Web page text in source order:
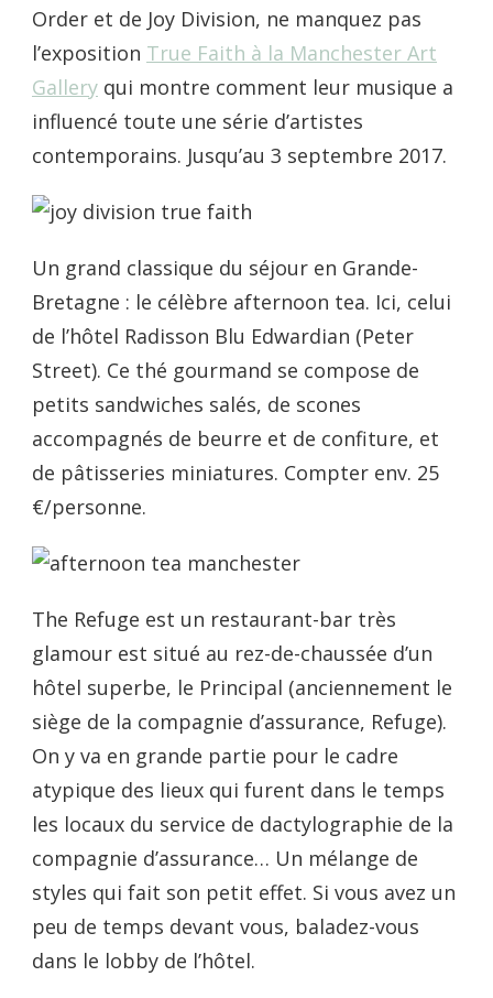
Order et de Joy Division, ne manquez pas
l’exposition True Faith à la Manchester Art
Gallery qui montre comment leur musique a
influencé toute une série d’artistes
contemporains. Jusqu’au 3 septembre 2017.
Un grand classique du séjour en Grande-
Bretagne : le célèbre afternoon tea. Ici, celui
de l’hôtel Radisson Blu Edwardian (Peter
Street). Ce thé gourmand se compose de
petits sandwiches salés, de scones
accompagnés de beurre et de confiture, et
de pâtisseries miniatures. Compter env. 25
€/personne.
The Refuge est un restaurant-bar très
glamour est situé au rez-de-chaussée d’un
hôtel superbe, le Principal (anciennement le
siège de la compagnie d’assurance, Refuge).
On y va en grande partie pour le cadre
atypique des lieux qui furent dans le temps
les locaux du service de dactylographie de la
compagnie d’assurance… Un mélange de
styles qui fait son petit effet. Si vous avez un
peu de temps devant vous, baladez-vous
dans le lobby de l’hôtel.